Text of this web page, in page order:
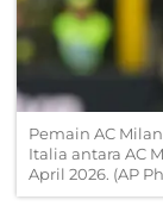
Pemain AC
Italia antara AC
April 2026. (AP